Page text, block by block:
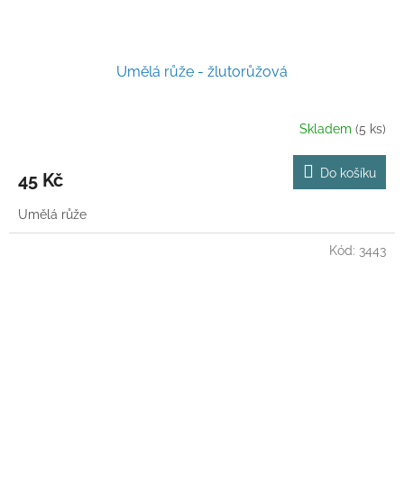
Umělá růže - žlutorůžová
Skladem (5 ks)
45 Kč Do košíku
Umělá růže
Kód: 3443